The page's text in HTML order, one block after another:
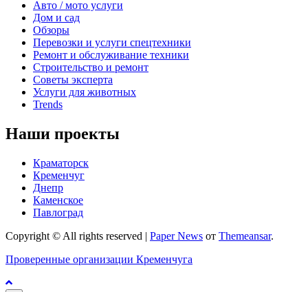
Авто / мото услуги
Дом и сад
Обзоры
Перевозки и услуги спецтехники
Ремонт и обслуживание техники
Строительство и ремонт
Советы эксперта
Услуги для животных
Trends
Наши проекты
Краматорск
Кременчуг
Днепр
Каменское
Павлоград
Copyright © All rights reserved | Paper News от Themeansar.
Проверенные организации Кременчуга